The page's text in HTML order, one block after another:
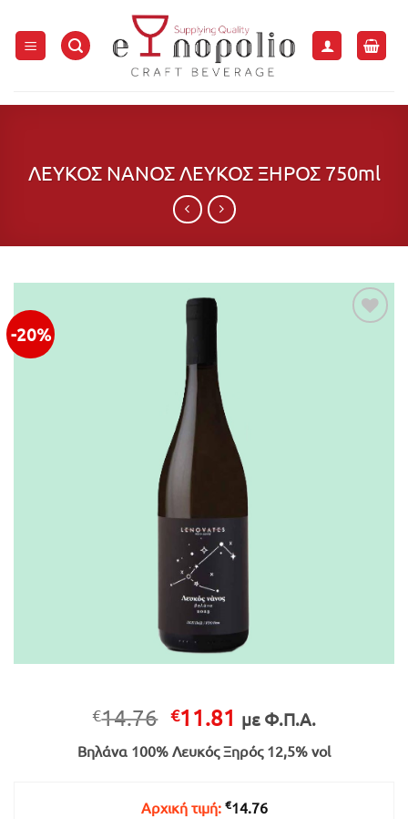
στο
περιεχόμενο
ΛΕΥΚΟΣ ΝΑΝΟΣ ΛΕΥΚΟΣ ΞΗΡΟΣ 750ml
-20%
€14.76 Original
price
was:
€11.81 Η
τρέχουσα
τιμή
€11.81.
με Φ.Π.Α.
Βηλάνα 100% Λευκός Ξηρός 12,5% vol
Αρχική τιμή: €14.76